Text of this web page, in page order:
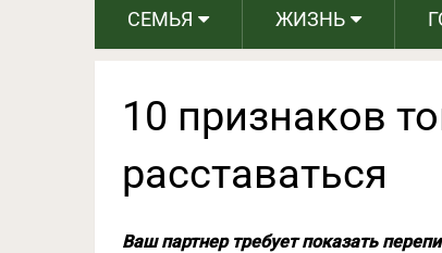
СЕМЬЯ ЖИЗНЬ
10 признаков
расставаться
Ваш партнер требует показать